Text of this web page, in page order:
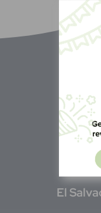
El